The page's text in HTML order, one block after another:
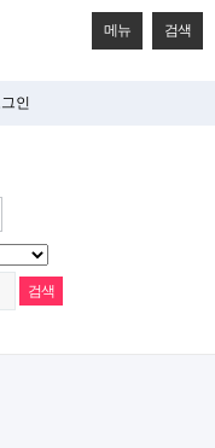
메뉴 검색
인